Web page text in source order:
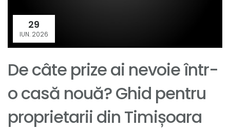
29
IUN. 2026
De câte prize ai nevoie într-
o casă nouă? Ghid pentru
proprietarii din Timișoara